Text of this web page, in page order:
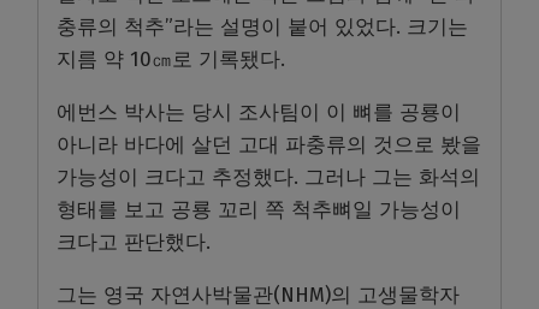
충류의 척추”라는 설명이 붙어 있었다. 크기는
지름 약 10㎝로 기록됐다.
에번스 박사는 당시 조사팀이 이 뼈를 공룡이
아니라 바다에 살던 고대 파충류의 것으로 봤을
가능성이 크다고 추정했다. 그러나 그는 화석의
형태를 보고 공룡 꼬리 쪽 척추뼈일 가능성이
크다고 판단했다.
그는 영국 자연사박물관(NHM)의 고생물학자